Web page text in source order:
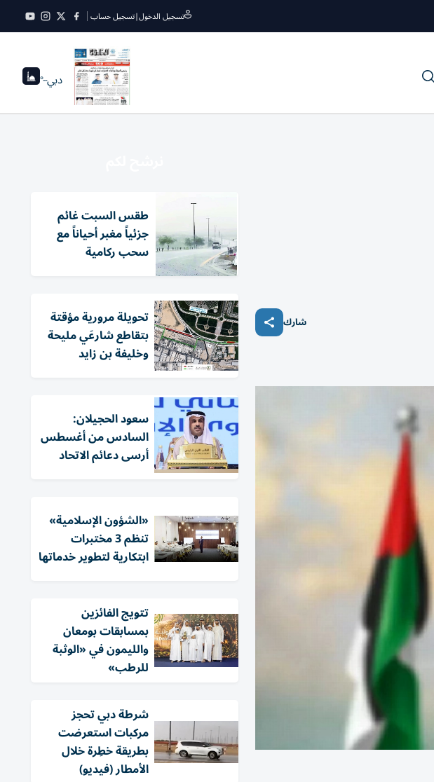
تسجيل الدخول|تسجيل حساب
دبي--°
شارك
طقس السبت غائم
جزئياً مغبر أحياناً مع
سحب ركامية
تحويلة مرورية مؤقتة
بتقاطع شارعَي مليحة
وخليفة بن زايد
سعود الحجيلان:
السادس من أغسطس
أرسى دعائم الاتحاد
«الشؤون الإسلامية»
تنظم 3 مختبرات
ابتكارية لتطوير خدماتها
تتويج الفائزين
بمسابقات بومعان
والليمون في «الوثبة
للرطب»
شرطة دبي تحجز
مركبات استعرضت
بطريقة خطِرة خلال
الأمطار (فيديو)